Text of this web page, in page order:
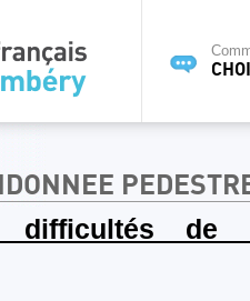
difficultés de